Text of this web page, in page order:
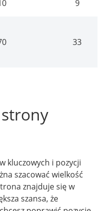
9
33
kluczowych i pozycji
szacować wielkość
znajduje się w
szansa, że